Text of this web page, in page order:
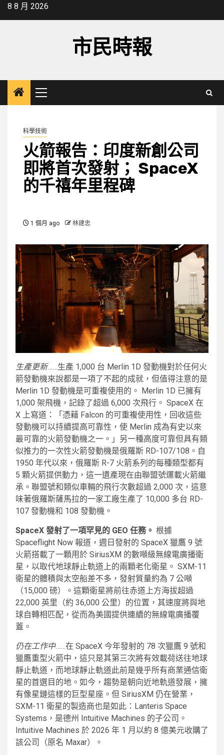
Skip8 8 月 2026
市民時報
Primary
Menu
科學技術
火箭報告：印度新創公司
即將首次發射； SpaceX
的千禧年里程碑
1 個月 ago 林建忠
生產更新……生產 1,000 台 Merlin 1D 發動機對於任何火
箭發動機來說都是一項了不起的成就，但值得注意的是
Merlin 1D 發動機是可重複使用的。 Merlin 1D 已擁有
1,000 架飛機，記錄了超過 6,000 次飛行。 SpaceX 在
X 上寫道：「憑藉 Falcon 的可重複使用性，回收這些
發動機可以持續提高可靠性，使 Merlin 成為有史以來
最可靠的火箭發動機之一。」另一種高度可靠但具有類
似推力的一次性火箭發動機是俄羅斯 RD-107/108。自
1950 年代以來，俄羅斯 R-7 火箭系列的每種類型都有
5 顆火箭提供動力，這一遺產現在由聯盟號運載火箭繼
承。聯盟號和類似車輛的飛行次數超過 2,000 次，這意
味著俄羅斯薩馬拉的一家工廠生產了 10,000 多台 RD-
107 發動機和 108 發動機。
SpaceX 發射了一項罕見的 GEO 任務。 根據
Spaceflight Now 報道，週日發射的 SpaceX 獵鷹 9 號
火箭搭載了一顆用於 SiriusXM 的數噸級無線電廣播衛
星，以取代地球靜止軌道上的兩顆老化衛星。 SXM-11
衛星的體積與太空船差不多，發射質量約為 7 公噸
（15,000 磅）。這顆衛星將前往赤道上方海拔超過
22,000 英里（約 36,000 公里）的位置，其速度將與地
球自轉相匹配，從而為美國提供連續的無線電廣播覆
蓋。
仍在工作中……在 SpaceX 今年發射的 78 次獵鷹 9 號和
獵鷹重型火箭中，這只是其第三次將有效載荷送往地球
靜止軌道，而地球靜止軌道此前是幾乎所有商業通信衛
星的首選目的地。如今，趨勢是朝向近地軌道發展，擁
有像星鏈這樣的巨型星座。但 SiriusXM 仍在營業，
SXM-11 衛星的製造商也是如此：Lanteris Space
Systems，是德州 Intuitive Machines 的子公司。
Intuitive Machines 於 2026 年 1 月以約 8 億美元收購了
該公司（原名 Maxar）。